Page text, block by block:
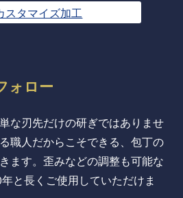
スタマイズ加工
ォロー
な刃先だけの研ぎではありませ
職人だからこそできる、包丁の
ます。歪みなどの調整も可能な
と長くご使用していただけま